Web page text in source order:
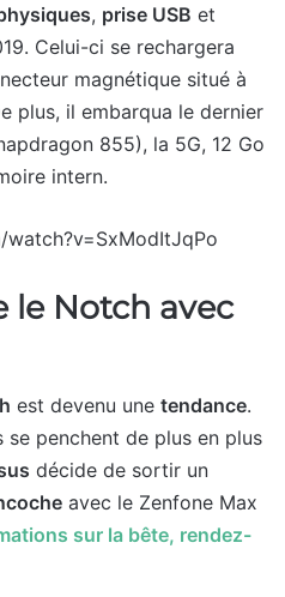
, prise USB et
Celui-ci se rechargera
magnétique situé à
plus, il embarqua le dernier
855), la 5G, 12 Go
intern.
le Notch avec
est devenu une tendance.
penchent de plus en plus
décide de sortir un
avec le Zenfone Max
sur la bête, rendez-